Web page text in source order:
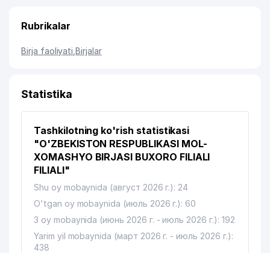
Rubrikalar
Birja faoliyati ,Birjalar
Statistika
Tashkilotning ko'rish statistikasi
"O'ZBEKISTON RESPUBLIKASI MOL-
XOMASHYO BIRJASI BUXORO FILIALI
FILIALI"
Shu oy mobaynida (август 2026 г.): 24
O'tgan oy mobaynida (июль 2026 г.): 60
3 oy mobaynida (июнь 2026 г. - июль 2026 г.): 192
Yarim yil mobaynida (март 2026 г. - июль 2026 г.):
438